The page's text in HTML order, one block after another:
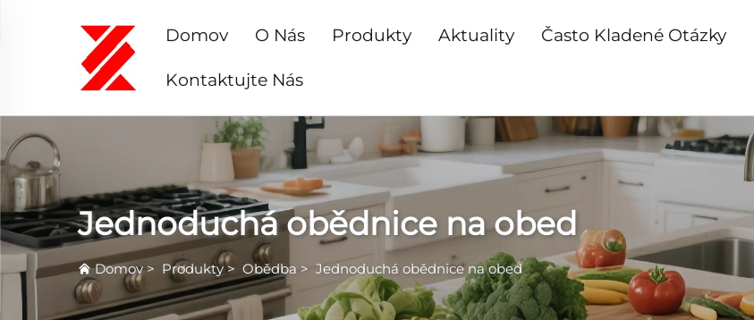
Domov O Nás Produkty Aktuality Často Kladené Otázky
Kontaktujte Nás
Jednoduchá obědnice na obed
Domov> Produkty> Obědba > Jednoduchá obědnice na obed